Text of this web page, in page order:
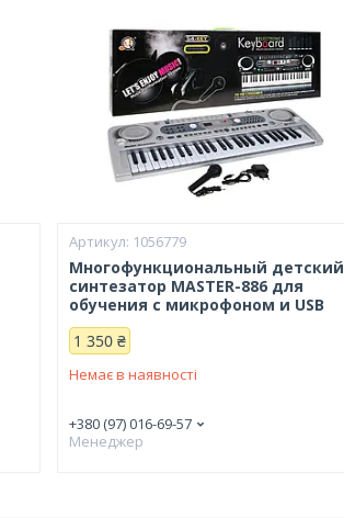
1056779
Многофункциональный детский
синтезатор MASTER-886 для
обучения с микрофоном и USB
1 350 ₴
Немає в наявності
+380 (97) 016-69-57
Менеджер